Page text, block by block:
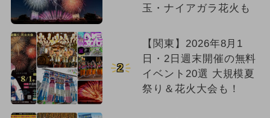
玉・ナイアガラ花火も
2
【関東】2026年8月1
日・2日週末開催の無料
イベント20選 大規模夏
祭り＆花火大会も！